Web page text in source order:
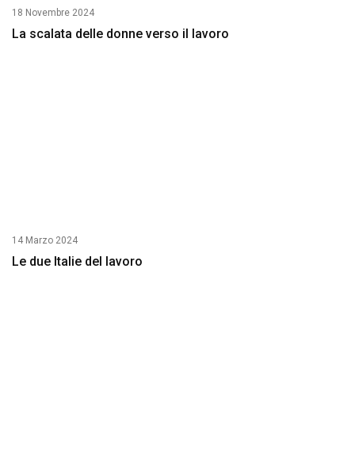
18 Novembre 2024
La scalata delle donne verso il lavoro
14 Marzo 2024
Le due Italie del lavoro